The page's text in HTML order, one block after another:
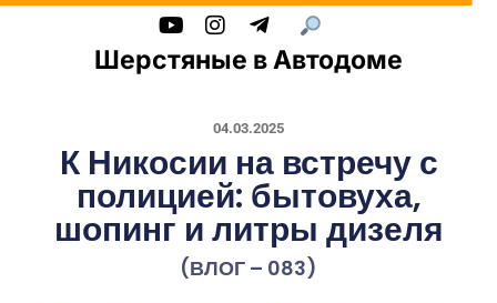
Шерстяные в Автодоме
04.03.2025
К Никосии на встречу с
полицией: бытовуха,
шопинг и литры дизеля
(ВЛОГ – 083)